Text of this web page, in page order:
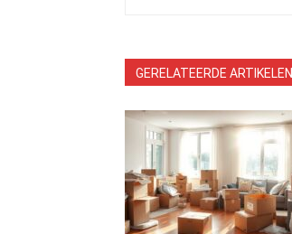
GERELATEERDE ARTIKELEN